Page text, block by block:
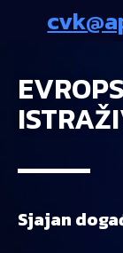
Sjajan